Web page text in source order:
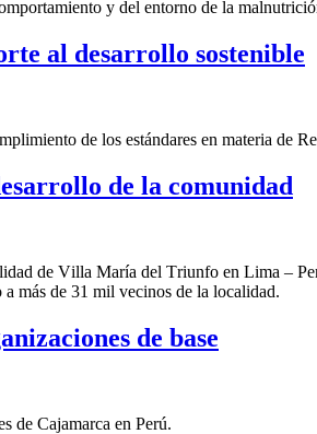
y del entorno de la
al desarrollo sostenible
de los estándares en materia de
de la comunidad
de Villa María del Triunfo en Lima –
a más de 31 mil vecinos de la localidad.
de base
de Cajamarca en Perú.